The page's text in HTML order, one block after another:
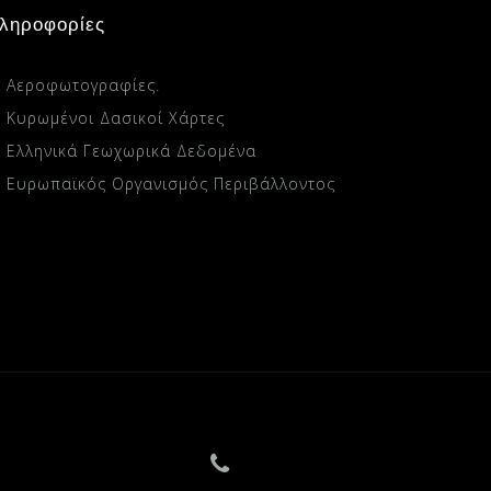
Αεροφωτογραφίες.
Κυρωμένοι Δασικοί Χάρτες
Ελληνικά Γεωχωρικά Δεδομένα
Ευρωπαϊκός Οργανισμός Περιβάλλοντος